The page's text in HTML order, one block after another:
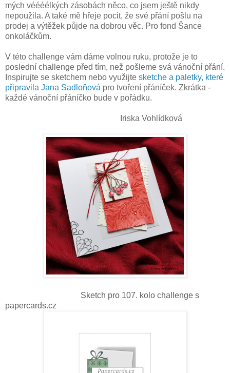
mých véééélkých zásobách něco, co jsem ještě nikdy
nepoužila. A také mě hřeje pocit, že své přání pošlu na
prodej a výtěžek půjde na dobrou věc. Pro fond Šance
onkoláčkům.
V této challenge vám dáme volnou ruku, protože je to
poslední challenge před tím, než pošleme svá vánoční přání.
Inspirujte se sketchem nebo využijte sketche a paletky, které
připravila Jana Sadloňová pro tvoření přáníček. Zkrátka -
každé vánoční přáníčko bude v pořádku.
Iriska Vohlídková
Sketch pro 107. kolo challenge s
papercards.cz